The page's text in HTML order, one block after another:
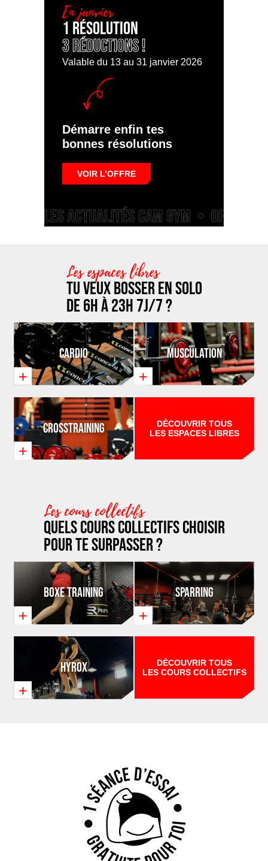
En janvier
1 résolution
3 réductions !
Valable du 13 au 31 janvier 2026
Démarre enfin tes
bonnes résolutions
VOIR L’OFFRE
Les espaces libres
Tu veux bosser en solo
de 6h à 23h 7j/7 ?
Cardio
+
Musculation
+
Crosstraining
+
DÉCOUVRIR TOUS
LES ESPACES LIBRES
Les cours collectifs
Quels cours collectifs choisir
pour te surpasser ?
Boxe training
+
Sparring
+
HYROX
+
DÉCOUVRIR TOUS
LES COURS COLLECTIFS